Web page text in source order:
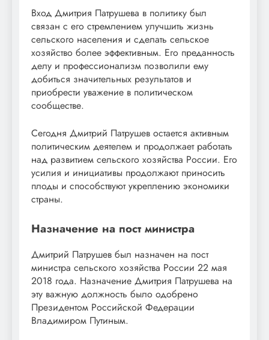
Вход Дмитрия Патрушева в политику был
связан с его стремлением улучшить жизнь
сельского населения и сделать сельское
хозяйство более эффективным. Его преданность
делу и профессионализм позволили ему
добиться значительных результатов и
приобрести уважение в политическом
сообществе.
Сегодня Дмитрий Патрушев остается активным
политическим деятелем и продолжает работать
над развитием сельского хозяйства России. Его
усилия и инициативы продолжают приносить
плоды и способствуют укреплению экономики
страны.
Назначение на пост министра
Дмитрий Патрушев был назначен на пост
министра сельского хозяйства России 22 мая
2018 года. Назначение Дмитрия Патрушева на
эту важную должность было одобрено
Президентом Российской Федерации
Владимиром Путиным.